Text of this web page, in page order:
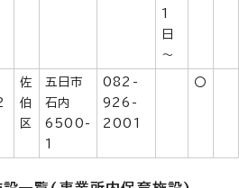
1
日
～
佐
伯
区
五日市
石内
6500-
1
082-
926-
2001
〇